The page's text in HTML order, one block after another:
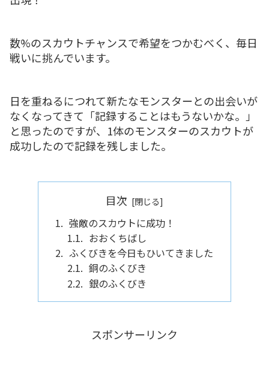
数%のスカウトチャンスで希望をつかむべく、毎日
戦いに挑んでいます。
日を重ねるにつれて新たなモンスターとの出会いが
なくなってきて「記録することはもうないかな。」
と思ったのですが、1体のモンスターのスカウトが
成功したので記録を残しました。
目次
強敵のスカウトに成功！
おおくちばし
ふくびきを今日もひいてきました
銅のふくびき
銀のふくびき
スポンサーリンク